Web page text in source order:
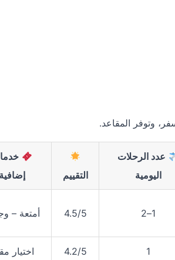
وتوفر المقاعد.
عدد الرحلات
اليومية
التقييم
1–2
4.5/5 أمتعة –
1
4.2/5 اختيار